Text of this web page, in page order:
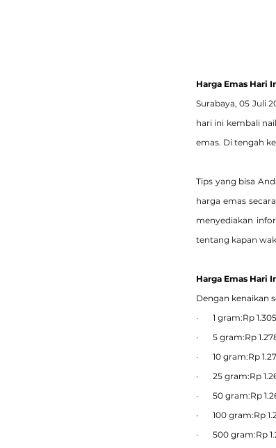
Harga Emas Hari
Surabaya, 05 Juli
hari ini kembali
emas. Di tengah
Tips yang bisa
harga emas
menyediakan
tentang kapan
Harga Emas Hari
Dengan kenaikan
·       1 gram:Rp
·       5 gram:Rp
·       10 gram:Rp
·       25 gram:Rp
·       50 gram:Rp
·       100 gram:Rp
·       500 gram:Rp